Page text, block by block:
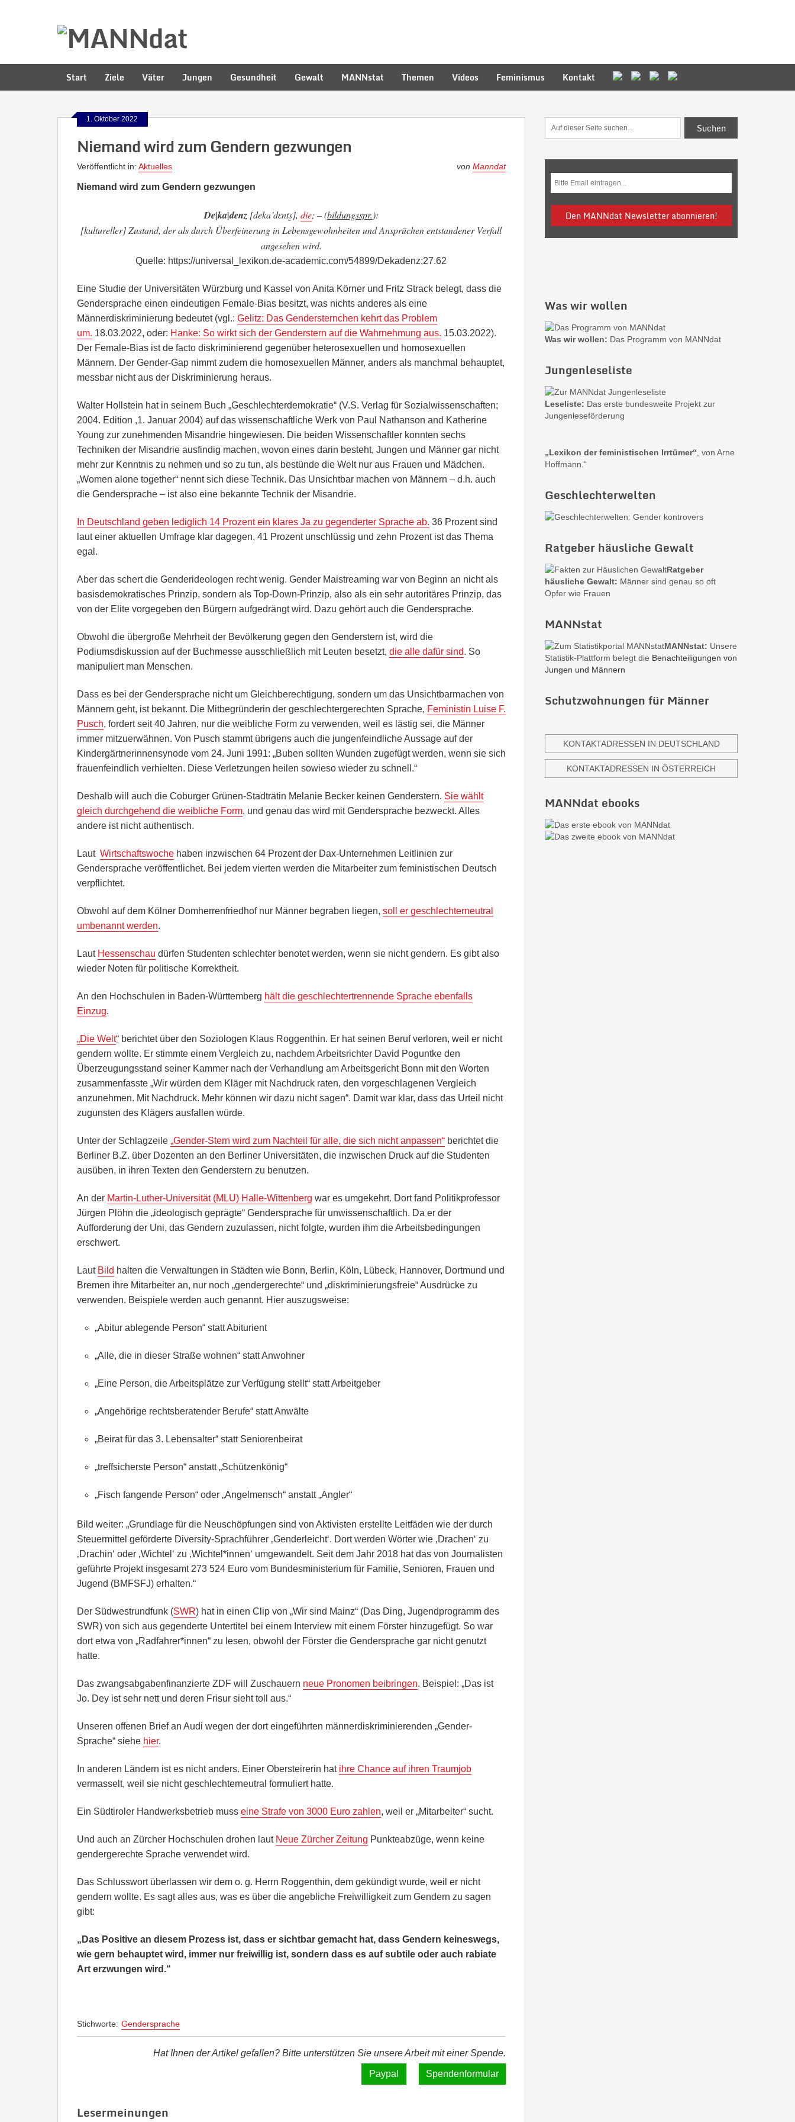
Start Ziele Väter Jungen Gesundheit Gewalt MANNstat Themen Videos Feminismus Kontakt
1. Oktober 2022
Niemand wird zum Gendern gezwungen
Veröffentlicht in: Aktuelles vonManndat
Niemand wird zum Gendern gezwungen
De|ka|denz [deka’dɛnts̮], die; – (bildungsspr.):
[kultureller] Zustand, der als durch Überfeinerung in Lebensgewohnheiten und Ansprüchen entstandener Verfall
angesehen wird.
Quelle: https://universal_lexikon.de-academic.com/54899/Dekadenz;27.62
Eine Studie der Universitäten Würzburg und Kassel von Anita Körner und Fritz Strack belegt, dass die
Gendersprache einen eindeutigen Female-Bias besitzt, was nichts anderes als eine
Männerdiskriminierung bedeutet (vgl.: Gelitz: Das Gendersternchen kehrt das Problem
um. 18.03.2022, oder: Hanke: So wirkt sich der Genderstern auf die Wahrnehmung aus. 15.03.2022).
Der Female-Bias ist de facto diskriminierend gegenüber heterosexuellen und homosexuellen
Männern. Der Gender-Gap nimmt zudem die homosexuellen Männer, anders als manchmal behauptet,
messbar nicht aus der Diskriminierung heraus.
Walter Hollstein hat in seinem Buch „Geschlechterdemokratie“ (‎V.S. Verlag für Sozialwissenschaften;
2004. Edition ,1. Januar 2004) auf das wissenschaftliche Werk von Paul Nathanson and Katherine
Young zur zunehmenden Misandrie hingewiesen. Die beiden Wissenschaftler konnten sechs
Techniken der Misandrie ausfindig machen, wovon eines darin besteht, Jungen und Männer gar nicht
mehr zur Kenntnis zu nehmen und so zu tun, als bestünde die Welt nur aus Frauen und Mädchen.
„Women alone together“ nennt sich diese Technik. Das Unsichtbar machen von Männern – d.h. auch
die Gendersprache – ist also eine bekannte Technik der Misandrie.
In Deutschland geben lediglich 14 Prozent ein klares Ja zu gegenderter Sprache ab. 36 Prozent sind
laut einer aktuellen Umfrage klar dagegen, 41 Prozent unschlüssig und zehn Prozent ist das Thema
egal.
Aber das schert die Genderideologen recht wenig. Gender Maistreaming war von Beginn an nicht als
basisdemokratisches Prinzip, sondern als Top-Down-Prinzip, also als ein sehr autoritäres Prinzip, das
von der Elite vorgegeben den Bürgern aufgedrängt wird. Dazu gehört auch die Gendersprache.
Obwohl die übergroße Mehrheit der Bevölkerung gegen den Genderstern ist, wird die
Podiumsdiskussion auf der Buchmesse ausschließlich mit Leuten besetzt, die alle dafür sind. So
manipuliert man Menschen.
Dass es bei der Gendersprache nicht um Gleichberechtigung, sondern um das Unsichtbarmachen von
Männern geht, ist bekannt. Die Mitbegründerin der geschlechtergerechten Sprache, Feministin Luise F.
Pusch, fordert seit 40 Jahren, nur die weibliche Form zu verwenden, weil es lästig sei, die Männer
immer mitzuerwähnen. Von Pusch stammt übrigens auch die jungenfeindliche Aussage auf der
Kindergärtnerinnensynode vom 24. Juni 1991: „Buben sollten Wunden zugefügt werden, wenn sie sich
frauenfeindlich verhielten. Diese Verletzungen heilen sowieso wieder zu schnell.“
Deshalb will auch die Coburger Grünen-Stadträtin Melanie Becker keinen Genderstern. Sie wählt
gleich durchgehend die weibliche Form, und genau das wird mit Gendersprache bezweckt. Alles
andere ist nicht authentisch.
Laut Wirtschaftswochehaben inzwischen 64 Prozent der Dax-Unternehmen Leitlinien zur
Gendersprache veröffentlichet. Bei jedem vierten werden die Mitarbeiter zum feministischen Deutsch
verpflichtet.
Obwohl auf dem Kölner Domherrenfriedhof nur Männer begraben liegen, soll er geschlechterneutral
umbenannt werden.
Laut Hessenschau dürfen Studenten schlechter benotet werden, wenn sie nicht gendern. Es gibt also
wieder Noten für politische Korrektheit.
An den Hochschulen in Baden-Württemberg hält die geschlechtertrennende Sprache ebenfalls
Einzug.
„Die Welt“berichtet über den Soziologen Klaus Roggenthin. Er hat seinen Beruf verloren, weil er nicht
gendern wollte. Er stimmte einem Vergleich zu, nachdem Arbeitsrichter David Poguntke den
Überzeugungsstand seiner Kammer nach der Verhandlung am Arbeitsgericht Bonn mit den Worten
zusammenfasste „Wir würden dem Kläger mit Nachdruck raten, den vorgeschlagenen Vergleich
anzunehmen. Mit Nachdruck. Mehr können wir dazu nicht sagen“. Damit war klar, dass das Urteil nicht
zugunsten des Klägers ausfallen würde.
Unter der Schlagzeile „Gender-Stern wird zum Nachteil für alle, die sich nicht anpassen“berichtet die
Berliner B.Z. über Dozenten an den Berliner Universitäten, die inzwischen Druck auf die Studenten
ausüben, in ihren Texten den Genderstern zu benutzen.
An der Martin-Luther-Universität (MLU) Halle-Wittenberg war es umgekehrt. Dort fand Politikprofessor
Jürgen Plöhn die „ideologisch geprägte“ Gendersprache für unwissenschaftlich. Da er der
Aufforderung der Uni, das Gendern zuzulassen, nicht folgte, wurden ihm die Arbeitsbedingungen
erschwert.
Laut Bild halten die Verwaltungen in Städten wie Bonn, Berlin, Köln, Lübeck, Hannover, Dortmund und
Bremen ihre Mitarbeiter an, nur noch „gendergerechte“ und „diskriminierungsfreie“ Ausdrücke zu
verwenden. Beispiele werden auch genannt. Hier auszugsweise:
„Abitur ablegende Person“ statt Abiturient
„Alle, die in dieser Straße wohnen“ statt Anwohner
„Eine Person, die Arbeitsplätze zur Verfügung stellt“ statt Arbeitgeber
„Angehörige rechtsberatender Berufe“ statt Anwälte
„Beirat für das 3. Lebensalter“ statt Seniorenbeirat
„treffsicherste Person“ anstatt „Schützenkönig“
„Fisch fangende Person“ oder „Angelmensch“ anstatt „Angler“
Bild weiter: „Grundlage für die Neuschöpfungen sind von Aktivisten erstellte Leitfäden wie der durch
Steuermittel geförderte Diversity-Sprachführer ‚Genderleicht‘. Dort werden Wörter wie ‚Drachen‘ zu
‚Drachin‘ oder ‚Wichtel‘ zu ‚Wichtel*innen‘ umgewandelt. Seit dem Jahr 2018 hat das von Journalisten
geführte Projekt insgesamt 273 524 Euro vom Bundesministerium für Familie, Senioren, Frauen und
Jugend (BMFSFJ) erhalten.“
Der Südwestrundfunk (SWR) hat in einen Clip von „Wir sind Mainz“ (Das Ding, Jugendprogramm des
SWR) von sich aus gegenderte Untertitel bei einem Interview mit einem Förster hinzugefügt. So war
dort etwa von „Radfahrer*innen“ zu lesen, obwohl der Förster die Gendersprache gar nicht genutzt
hatte.
Das zwangsabgabenfinanzierte ZDF will Zuschauern neue Pronomen beibringen. Beispiel: „Das ist
Jo. Dey ist sehr nett und deren Frisur sieht toll aus.“
Unseren offenen Brief an Audi wegen der dort eingeführten männerdiskriminierenden „Gender-
Sprache“ siehe hier.
In anderen Ländern ist es nicht anders. Einer Obersteirerin hat ihre Chance auf ihren Traumjob
vermasselt, weil sie nicht geschlechterneutral formuliert hatte.
Ein Südtiroler Handwerksbetrieb muss eine Strafe von 3000 Euro zahlen, weil er „Mitarbeiter“ sucht.
Und auch an Zürcher Hochschulen drohen laut Neue Zürcher Zeitung Punkteabzüge, wenn keine
gendergerechte Sprache verwendet wird.
Das Schlusswort überlassen wir dem o. g. Herrn Roggenthin, dem gekündigt wurde, weil er nicht
gendern wollte. Es sagt alles aus, was es über die angebliche Freiwilligkeit zum Gendern zu sagen
gibt:
„Das Positive an diesem Prozess ist, dass er sichtbar gemacht hat, dass Gendern keineswegs,
wie gern behauptet wird, immer nur freiwillig ist, sondern dass es auf subtile oder auch rabiate
Art erzwungen wird.“
Stichworte: Gendersprache
Hat Ihnen der Artikel gefallen? Bitte unterstützen Sie unsere Arbeit mit einer Spende.
Spendenformular
Lesermeinungen
Was wir wollen
Was wir wollen: Das Programm von MANNdat
Jungenleseliste
Leseliste: Das erste bundesweite Projekt zur
Jungenleseförderung
„Lexikon der feministischen Irrtümer“ , von Arne
Hoffmann.“
Geschlechterwelten
Ratgeber häusliche Gewalt
Ratgeber
häusliche Gewalt: Männer sind genau so oft
Opfer wie Frauen
MANNstat
MANNstat: Unsere
Statistik-Plattform belegt die Benachteiligungen von
Jungen und Männern
Schutzwohnungen für Männer
KONTAKTADRESSEN IN DEUTSCHLAND
KONTAKTADRESSEN IN ÖSTERREICH
MANNdat ebooks